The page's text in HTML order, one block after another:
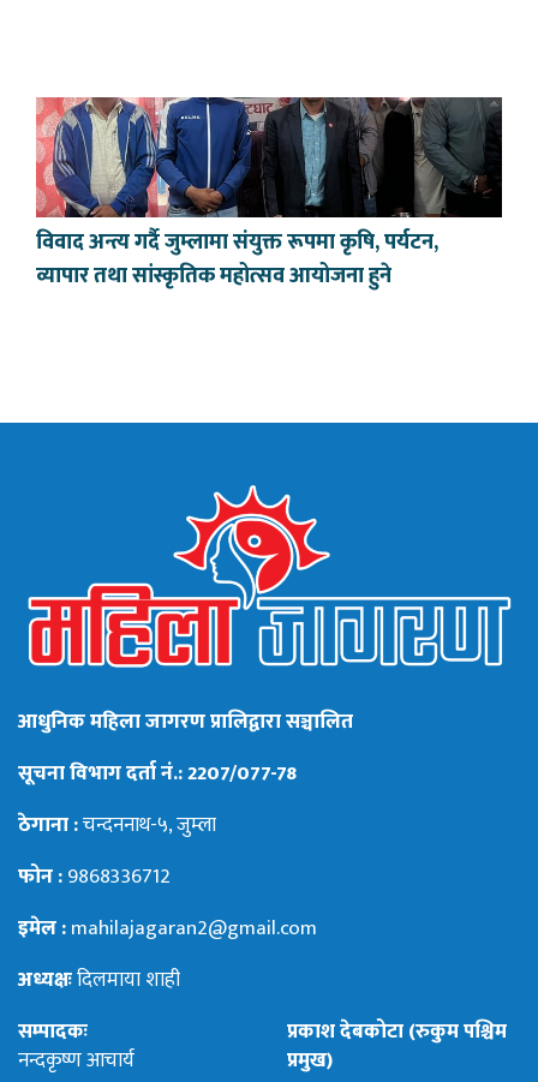
विवाद अन्त्य गर्दै जुम्लामा संयुक्त रूपमा कृषि, पर्यटन,
व्यापार तथा सांस्कृतिक महोत्सव आयोजना हुने
आधुनिक महिला जागरण प्रालिद्वारा सञ्चालित
सूचना विभाग दर्ता नं.: 2207/077-78
ठेगाना :चन्दननाथ-५, जुम्ला
फोन :9868336712
इमेल :mahilajagaran2@gmail.com
अध्यक्षःदिलमाया शाही
सम्पादकः
नन्दकृष्ण आचार्य
प्रकाश देबकोटा (रुकुम पश्चिम
प्रमुख)